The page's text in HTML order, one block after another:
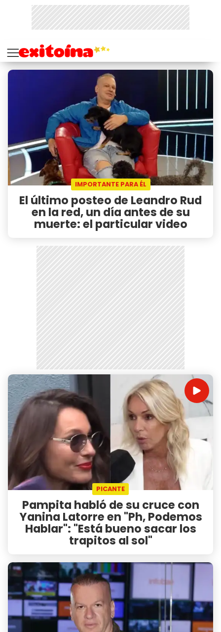
IMPORTANTE PARA ÉL
El último posteo de Leandro Rud
en la red, un día antes de su
muerte: el particular video
PICANTE
Pampita habló de su cruce con
Yanina Latorre en "Ph, Podemos
Hablar": "Está bueno sacar los
trapitos al sol"